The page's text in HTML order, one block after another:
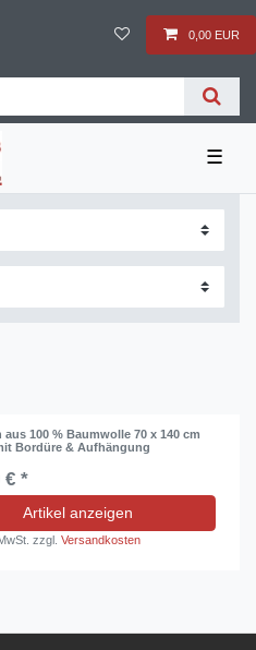
0,00 EUR
☰
100 % Baumwolle 70 x 140 cm
Bordüre & Aufhängung
€ *
Artikel anzeigen
zzgl.Versandkosten